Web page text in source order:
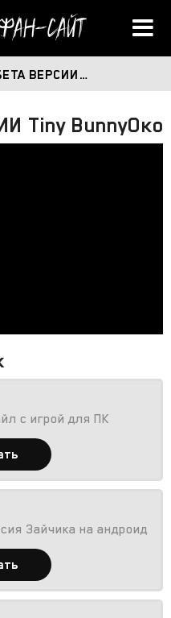
сайт
ВЕРСИИ…
Tiny
с игрой для ПК
Зайчика на андроид